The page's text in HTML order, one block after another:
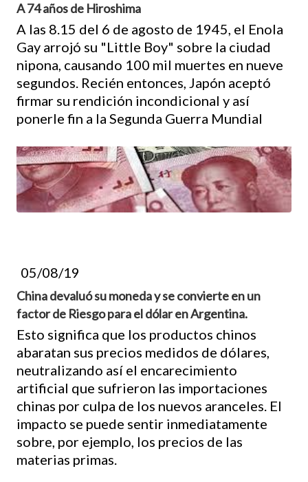
A 74 años de Hiroshima
A las 8.15 del 6 de agosto de 1945, el Enola
Gay arrojó su "Little Boy" sobre la ciudad
nipona, causando 100 mil muertes en nueve
segundos. Recién entonces, Japón aceptó
firmar su rendición incondicional y así
ponerle fin a la Segunda Guerra Mundial
05/08/19
China devaluó su moneda y se convierte en un
factor de Riesgo para el dólar en Argentina.
Esto significa que los productos chinos
abaratan sus precios medidos de dólares,
neutralizando así el encarecimiento
artificial que sufrieron las importaciones
chinas por culpa de los nuevos aranceles. El
impacto se puede sentir inmediatamente
sobre, por ejemplo, los precios de las
materias primas.